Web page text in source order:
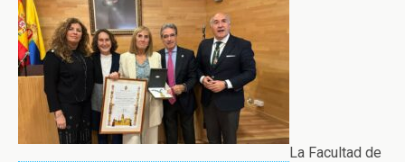
La Facultad de